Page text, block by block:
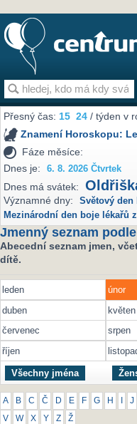
Přesný čas:15 24 / týden v
Znamení Horoskopu:
Fáze měsíce:
Dnes je:
6. 8. 2026 Čtvrtek
Dnes má svátek:
Významné dny: Světový den
Mezinárodní den boje lékařů
Jmenný seznam
Abecední seznam jmen,
dítě.
leden únor
duben
květen
červenec
srpen
říjen
Všechny jména
A B C Č D E F G H J
V W X Y Z Ž